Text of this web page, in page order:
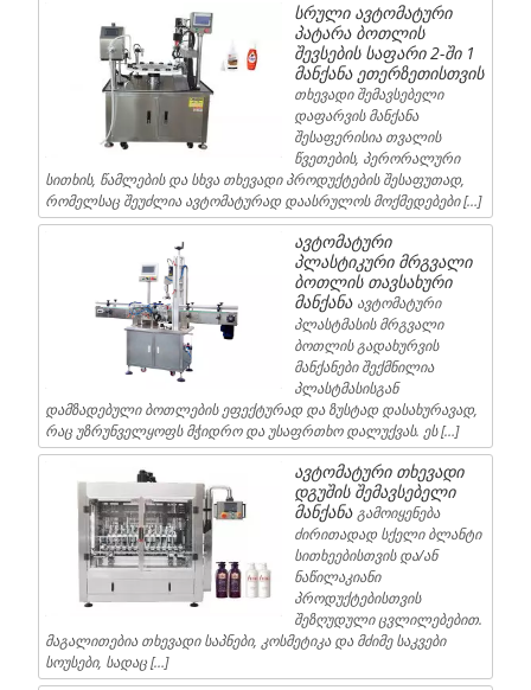
სრული ავტომატური
პატარა ბოთლის
შევსების საფარი 2-ში 1
მანქანა ეთერზეთისთვის
თხევადი შემავსებელი
დაფარვის მანქანა
შესაფერისია თვალის
წვეთების, პერორალური
სითხის, წამლების და სხვა თხევადი პროდუქტების შესაფუთად,
რომელსაც შეუძლია ავტომატურად დაასრულოს მოქმედებები […]
ავტომატური
პლასტიკური მრგვალი
ბოთლის თავსახური
მანქანა ავტომატური
პლასტმასის მრგვალი
ბოთლის გადახურვის
მანქანები შექმნილია
პლასტმასისგან
დამზადებული ბოთლების ეფექტურად და ზუსტად დასახურავად,
რაც უზრუნველყოფს მჭიდრო და უსაფრთხო დალუქვას. ეს […]
ავტომატური თხევადი
დგუშის შემავსებელი
მანქანა გამოიყენება
ძირითადად სქელი ბლანტი
სითხეებისთვის და/ან
ნაწილაკიანი
პროდუქტებისთვის
შეზღუდული ცვლილებებით.
მაგალითებია თხევადი საპნები, კოსმეტიკა და მძიმე საკვები
სოუსები, სადაც […]